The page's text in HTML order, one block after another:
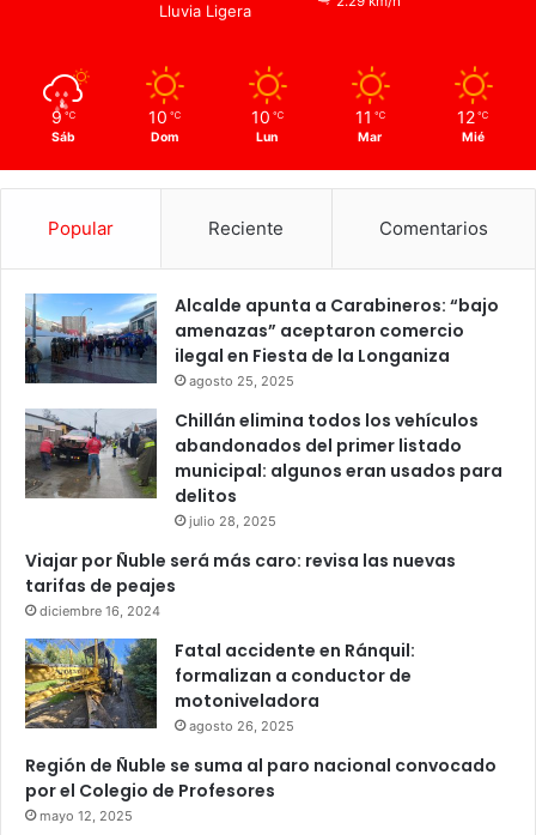
Lluvia Ligera
9 ℃
Sáb
10 ℃
Dom
10 ℃
Lun
11 ℃
Mar
12 ℃
Mié
Popular Reciente Comentarios
Alcalde apunta a Carabineros: “bajo
amenazas” aceptaron comercio
ilegal en Fiesta de la Longaniza
agosto 25, 2025
Chillán elimina todos los vehículos
abandonados del primer listado
municipal: algunos eran usados para
delitos
julio 28, 2025
Viajar por Ñuble será más caro: revisa las nuevas
tarifas de peajes
diciembre 16, 2024
Fatal accidente en Ránquil:
formalizan a conductor de
motoniveladora
agosto 26, 2025
Región de Ñuble se suma al paro nacional convocado
por el Colegio de Profesores
mayo 12, 2025